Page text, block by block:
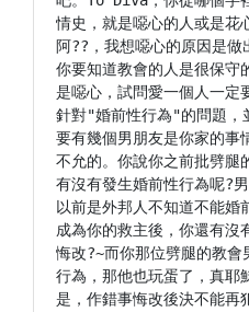
情史，就是噁心的人或是花
阿??，我想噁心的原因是做
你要知道教會的人是很保守
是噁心，試問愛一個人一定
針對"婚前性行為"的問題，
要有幾個男朋友是你家的事
不允的。你說你之前批劈腿
有沒有發生婚前性行為呢?
以前是外邦人不知道不能婚
成為你的救主後，你還有沒
悔改?~而你那位劈腿的教會
行為，那他也玩蛋了，真耶
是，作錯事悔改後決不能再